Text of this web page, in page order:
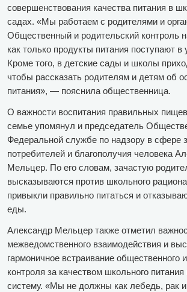
совершенствования качества питания в
садах. «Мы работаем с родителями и
Общественный и родительский контроль
как только продукты питания поступают в
Кроме того, в детские сады и школы
чтобы рассказать родителям и детям об
питания», — пояснила общественница.
О важности воспитания правильных
семье упомянул и председатель
Федеральной службе по надзору в сфере
потребителей и благополучия человека
Мельцер. По его словам, зачастую
высказываются против школьного
привыкли правильно питаться и
еды.
Александр Мельцер также отметил
межведомственного взаимодействия и
гармоничное встраивание общественного
контроля за качеством школьного
систему. «Мы не должны как лебедь, рак